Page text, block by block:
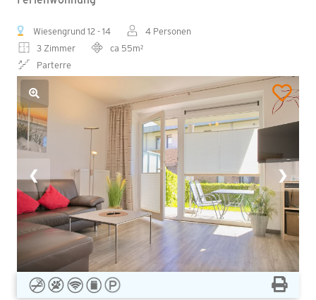
Wiesengrund 12 - 14
4 Personen
3 Zimmer
ca 55m²
Parterre
❮ ❯